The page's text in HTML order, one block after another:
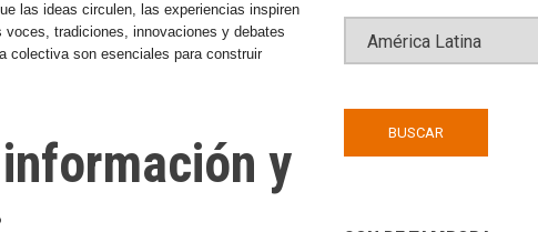
las ideas circulen, las experiencias inspiren
tradiciones, innovaciones y debates
colectiva son esenciales para construir
y